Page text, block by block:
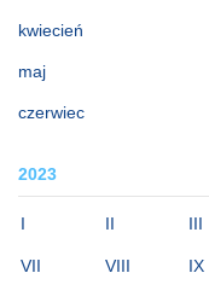
kwiecień
maj
czerwiec
2023
I II III
VII VIII IX